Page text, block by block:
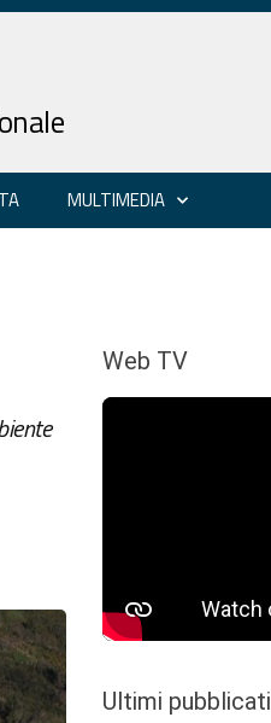
MULTIMEDIA
Web TV
Ultimi pubblicati